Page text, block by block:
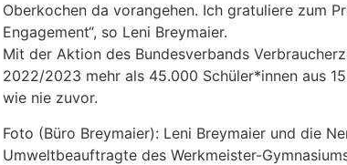
Oberkochen da vorangehen. Ich gratuliere zum
Engagement“, so Leni Breymaier.
Mit der Aktion des Bundesverbands
2022/2023 mehr als 45.000 Schüler*innen aus
wie nie zuvor.
Foto (Büro Breymaier): Leni Breymaier und die
Umweltbeauftragte des Werkmeister-